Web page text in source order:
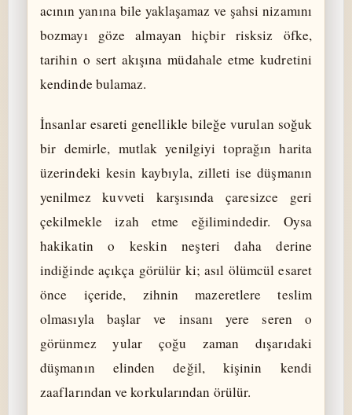
acının yanına bile yaklaşamaz ve şahsi nizamını
bozmayı göze almayan hiçbir risksiz öfke,
tarihin o sert akışına müdahale etme kudretini
kendinde bulamaz.
İnsanlar esareti genellikle bileğe vurulan soğuk
bir demirle, mutlak yenilgiyi toprağın harita
üzerindeki kesin kaybıyla, zilleti ise düşmanın
yenilmez kuvveti karşısında çaresizce geri
çekilmekle izah etme eğilimindedir. Oysa
hakikatin o keskin neşteri daha derine
indiğinde açıkça görülür ki; asıl ölümcül esaret
önce içeride, zihnin mazeretlere teslim
olmasıyla başlar ve insanı yere seren o
görünmez yular çoğu zaman dışarıdaki
düşmanın elinden değil, kişinin kendi
zaaflarından ve korkularından örülür.